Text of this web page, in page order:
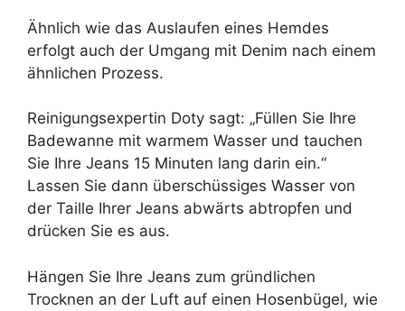
Ähnlich wie das Auslaufen eines Hemdes
erfolgt auch der Umgang mit Denim nach einem
ähnlichen Prozess.
Reinigungsexpertin Doty sagt: „Füllen Sie Ihre
Badewanne mit warmem Wasser und tauchen
Sie Ihre Jeans 15 Minuten lang darin ein.“
Lassen Sie dann überschüssiges Wasser von
der Taille Ihrer Jeans abwärts abtropfen und
drücken Sie es aus.
Hängen Sie Ihre Jeans zum gründlichen
Trocknen an der Luft auf einen Hosenbügel, wie